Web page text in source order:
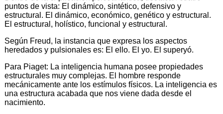
puntos de vista: El dinámico, sintético, defensivo y
estructural. El dinámico, económico, genético y estructural.
El estructural, holístico, funcional y estructural.
Según Freud, la instancia que expresa los aspectos
heredados y pulsionales es: El ello. El yo. El superyó.
Para Piaget: La inteligencia humana posee propiedades
estructurales muy complejas. El hombre responde
mecánicamente ante los estímulos físicos. La inteligencia es
una estructura acabada que nos viene dada desde el
nacimiento.